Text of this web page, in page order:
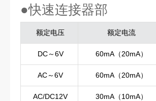
●快速连接器部
额定电压 额定电流
DC～6V 60mA（20mA）
AC～6V 60mA（20mA）
AC/DC12V 30mA（10mA）